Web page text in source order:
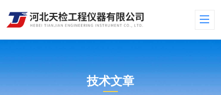
技术文章